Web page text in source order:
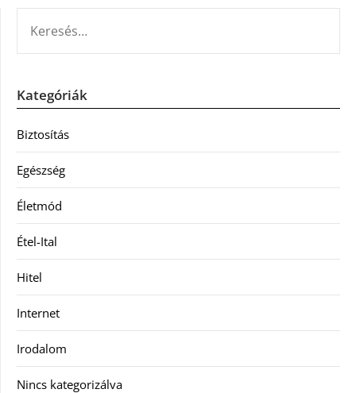
Kategóriák
Biztosítás
Egészség
Életmód
Étel-Ital
Hitel
Internet
Irodalom
Nincs kategorizálva